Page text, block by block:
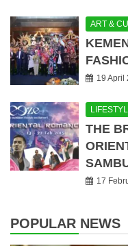
ART &
19 April
THE
17
POPULAR NEWS